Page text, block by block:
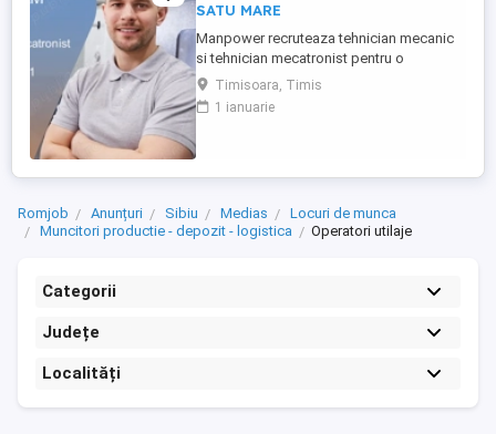
SATU MARE
Manpower recruteaza tehnician mecanic
si tehnician mecatronist pentru o
companie din Satu Mare(asigura
relocare)care este specializata în
producția de sisteme electrice și cablaje
moderne. Responsabilitati: - Instalarea ...
Timisoara, Timis
1 ianuarie
Romjob Anunțuri Sibiu Medias
Locuri de munca
Muncitori productie - depozit - logistica
Operatori utilaje
Categorii
Județe
Localități